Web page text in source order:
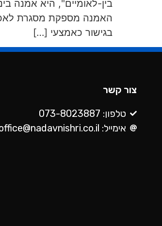
האמנה מספקת מסגרת
בגישור כאמצעי […]
צור קשר
טלפון: 073-8023887
אימייל: office@nadavnishri.co.il